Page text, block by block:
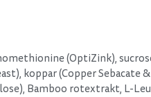
(OptiZink),
koppar (Copper Sebacate
Bamboo rotextrakt, L-